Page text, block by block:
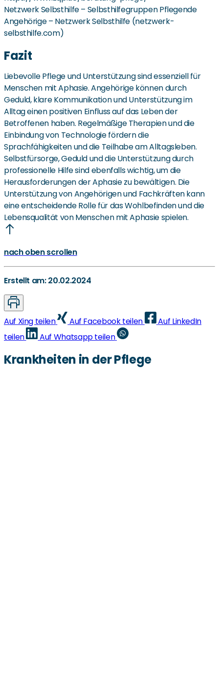
Netzwerk Selbsthilfe – Selbsthilfegruppen Pflegende
Angehörige – Netzwerk Selbsthilfe (netzwerk-
selbsthilfe.com)
Fazit
Liebevolle Pflege und Unterstützung sind essenziell für
Menschen mit Aphasie. Angehörige können durch
Geduld, klare Kommunikation und Unterstützung im
Alltag einen positiven Einfluss auf das Leben der
Betroffenen haben. Regelmäßige Therapien und die
Einbindung von Technologie fördern die
Sprachfähigkeiten und die Teilhabe am Alltagsleben.
Selbstfürsorge, Geduld und die Unterstützung durch
professionelle Hilfe sind ebenfalls wichtig, um die
Herausforderungen der Aphasie zu bewältigen. Die
Unterstützung von Angehörigen und Fachkräften kann
eine entscheidende Rolle für das Wohlbefinden und die
Lebensqualität von Menschen mit Aphasie spielen.
nach oben scrollen
Erstellt am: 20.02.2024
Auf Xing teilen Auf Facebook teilen
Auf LinkedIn
teilen
Auf Whatsapp teilen
Krankheiten in der Pflege